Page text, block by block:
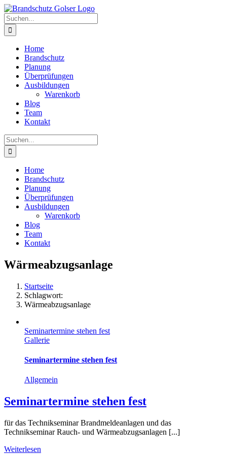
Skip
to
content
Suche
nach:
Home
Brandschutz
Planung
Überprüfungen
Ausbildungen
Warenkorb
Blog
Team
Kontakt
Suche
nach:
Home
Brandschutz
Planung
Überprüfungen
Ausbildungen
Warenkorb
Blog
Team
Kontakt
Wärmeabzugsanlage
Startseite
Schlagwort:
Wärmeabzugsanlage
Seminartermine stehen fest
Gallerie
Seminartermine stehen fest
Allgemein
Seminartermine stehen fest
für das Technikseminar Brandmeldeanlagen und das
Technikseminar Rauch- und Wärmeabzugsanlagen [...]
Weiterlesen